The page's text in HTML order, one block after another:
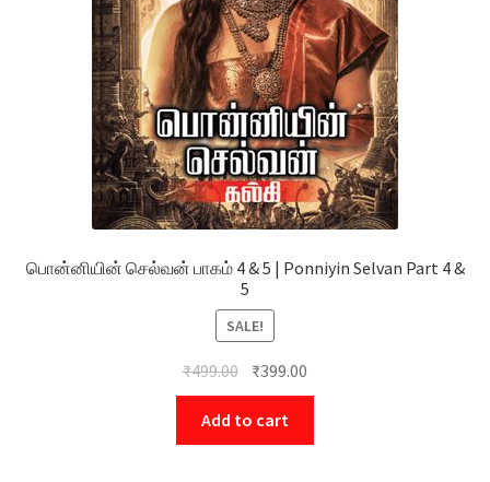
பொன்னியின் செல்வன் பாகம் 4 & 5 | Ponniyin Selvan Part 4 &
5
SALE!
₹499.00 ₹399.00
Add to cart